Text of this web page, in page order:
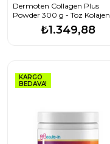
Dermoten Collagen Plus
Powder 300 g - Toz Kolajen
(30 Günlük Porsiyon)
₺1.349,88
KARGO
BEDAVA!